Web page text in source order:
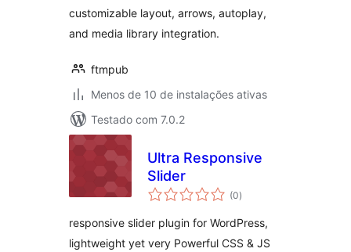
customizable layout, arrows, autoplay,
and media library integration.
ftmpub
Menos de 10 de instalações ativas
Testado com 7.0.2
Ultra Responsive
Slider
(0total
de
)
responsive slider plugin for WordPress,
lightweight yet very Powerful CSS & JS